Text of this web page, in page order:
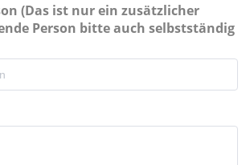
(Das ist nur ein zusätzlicher
Person bitte auch selbstständig